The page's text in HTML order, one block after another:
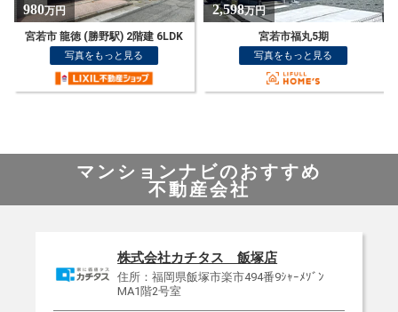
2,598万円
宮若市福丸5期
写真をもっと見る
798万円
宮若市 龍徳 (勝野駅) 2階建 5LDK
写真をもっと見る
マンションナビのおすすめ
不動産会社
株式会社カチタス 飯塚店
住所：福岡県飯塚市楽市494番9ｼｬｰﾒｿﾞﾝ
MA1階2号室